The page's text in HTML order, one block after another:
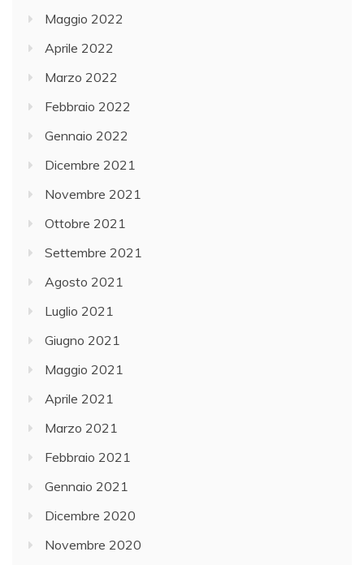
Maggio 2022
Aprile 2022
Marzo 2022
Febbraio 2022
Gennaio 2022
Dicembre 2021
Novembre 2021
Ottobre 2021
Settembre 2021
Agosto 2021
Luglio 2021
Giugno 2021
Maggio 2021
Aprile 2021
Marzo 2021
Febbraio 2021
Gennaio 2021
Dicembre 2020
Novembre 2020